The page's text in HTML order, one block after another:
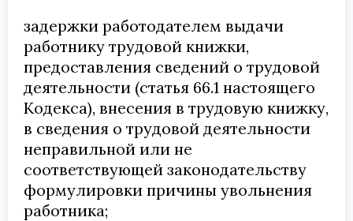
задержки работодателем выдачи
работнику трудовой книжки,
предоставления сведений о трудовой
деятельности (статья 66.1 настоящего
Кодекса), внесения в трудовую книжку,
в сведения о трудовой деятельности
неправильной или не
соответствующей законодательству
формулировки причины увольнения
работника;